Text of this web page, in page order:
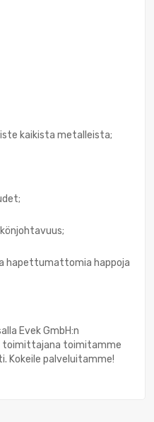
kaikista metalleista;
hapettumattomia happoja
Evek GmbH:n
toimittajana toimitamme
Kokeile palveluitamme!